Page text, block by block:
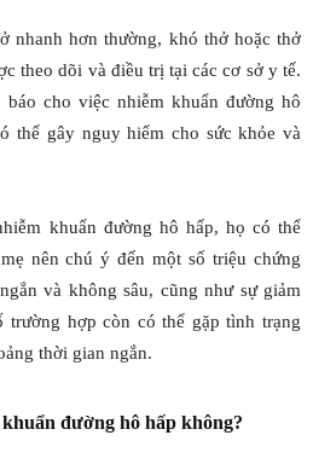
nhanh hơn thường, khó thở hoặc thở
theo dõi và điều trị tại các cơ sở y tế.
cho việc nhiễm khuẩn đường hô
thể gây nguy hiểm cho sức khỏe và
khuẩn đường hô hấp, họ có thể
nên chú ý đến một số triệu chứng
và không sâu, cũng như sự giảm
trường hợp còn có thể gặp tình trạng
thời gian ngắn.
đường hô hấp không?